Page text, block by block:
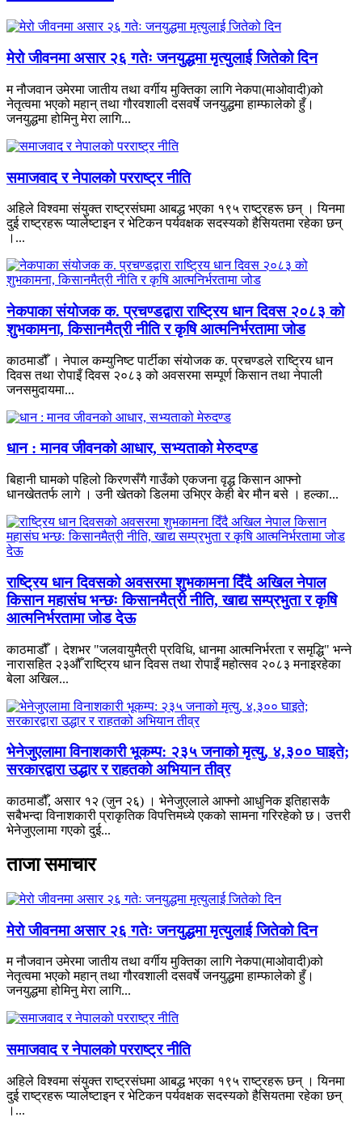
मेरो जीवनमा असार २६ गतेः जनयुद्धमा मृत्युलाई जितेको दिन
म नौजवान उमेरमा जातीय तथा वर्गीय मुक्तिका लागि नेकपा(माओवादी)को
नेतृत्वमा भएको महान् तथा गौरवशाली दसवर्षे जनयुद्धमा हाम्फालेको हुँ।
जनयुद्धमा होमिनु मेरा लागि...
समाजवाद र नेपालको परराष्ट्र नीति
अहिले विश्वमा संयुक्त राष्ट्रसंघमा आबद्ध भएका १९५ राष्ट्रहरू छन् । यिनमा
दुई राष्ट्रहरू प्यालेष्टाइन र भेटिकन पर्यवक्षक सदस्यको हैसियतमा रहेका छन्
।...
नेकपाका संयोजक क. प्रचण्डद्वारा राष्ट्रिय धान दिवस २०८३ को
शुभकामना, किसानमैत्री नीति र कृषि आत्मनिर्भरतामा जोड
काठमाडौँ । नेपाल कम्युनिष्ट पार्टीका संयोजक क. प्रचण्डले राष्ट्रिय धान
दिवस तथा रोपाइँ दिवस २०८३ को अवसरमा सम्पूर्ण किसान तथा नेपाली
जनसमुदायमा...
धान : मानव जीवनको आधार, सभ्यताको मेरुदण्ड
बिहानी घामको पहिलो किरणसँगै गाउँको एकजना वृद्ध किसान आफ्नो
धानखेततर्फ लागे । उनी खेतको डिलमा उभिएर केही बेर मौन बसे । हल्का...
राष्ट्रिय धान दिवसको अवसरमा शुभकामना दिँदै अखिल नेपाल
किसान महासंघ भन्छः किसानमैत्री नीति, खाद्य सम्प्रभुता र कृषि
आत्मनिर्भरतामा जोड देऊ
काठमाडौँ । देशभर "जलवायुमैत्री प्रविधि, धानमा आत्मनिर्भरता र समृद्धि" भन्ने
नारासहित २३औँ राष्ट्रिय धान दिवस तथा रोपाइँ महोत्सव २०८३ मनाइरहेका
बेला अखिल...
भेनेजुएलामा विनाशकारी भूकम्प: २३५ जनाको मृत्यु, ४,३०० घाइते;
सरकारद्वारा उद्धार र राहतको अभियान तीव्र
काठमाडौँ, असार १२ (जुन २६) । भेनेजुएलाले आफ्नो आधुनिक इतिहासकै
सबैभन्दा विनाशकारी प्राकृतिक विपत्तिमध्ये एकको सामना गरिरहेको छ। उत्तरी
भेनेजुएलामा गएको दुई...
ताजा समाचार
मेरो जीवनमा असार २६ गतेः जनयुद्धमा मृत्युलाई जितेको दिन
म नौजवान उमेरमा जातीय तथा वर्गीय मुक्तिका लागि नेकपा(माओवादी)को
नेतृत्वमा भएको महान् तथा गौरवशाली दसवर्षे जनयुद्धमा हाम्फालेको हुँ।
जनयुद्धमा होमिनु मेरा लागि...
समाजवाद र नेपालको परराष्ट्र नीति
अहिले विश्वमा संयुक्त राष्ट्रसंघमा आबद्ध भएका १९५ राष्ट्रहरू छन् । यिनमा
दुई राष्ट्रहरू प्यालेष्टाइन र भेटिकन पर्यवक्षक सदस्यको हैसियतमा रहेका छन्
।...